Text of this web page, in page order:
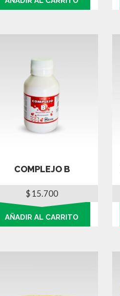
COMPLEJO B
$15.700
AÑADIR AL CARRITO